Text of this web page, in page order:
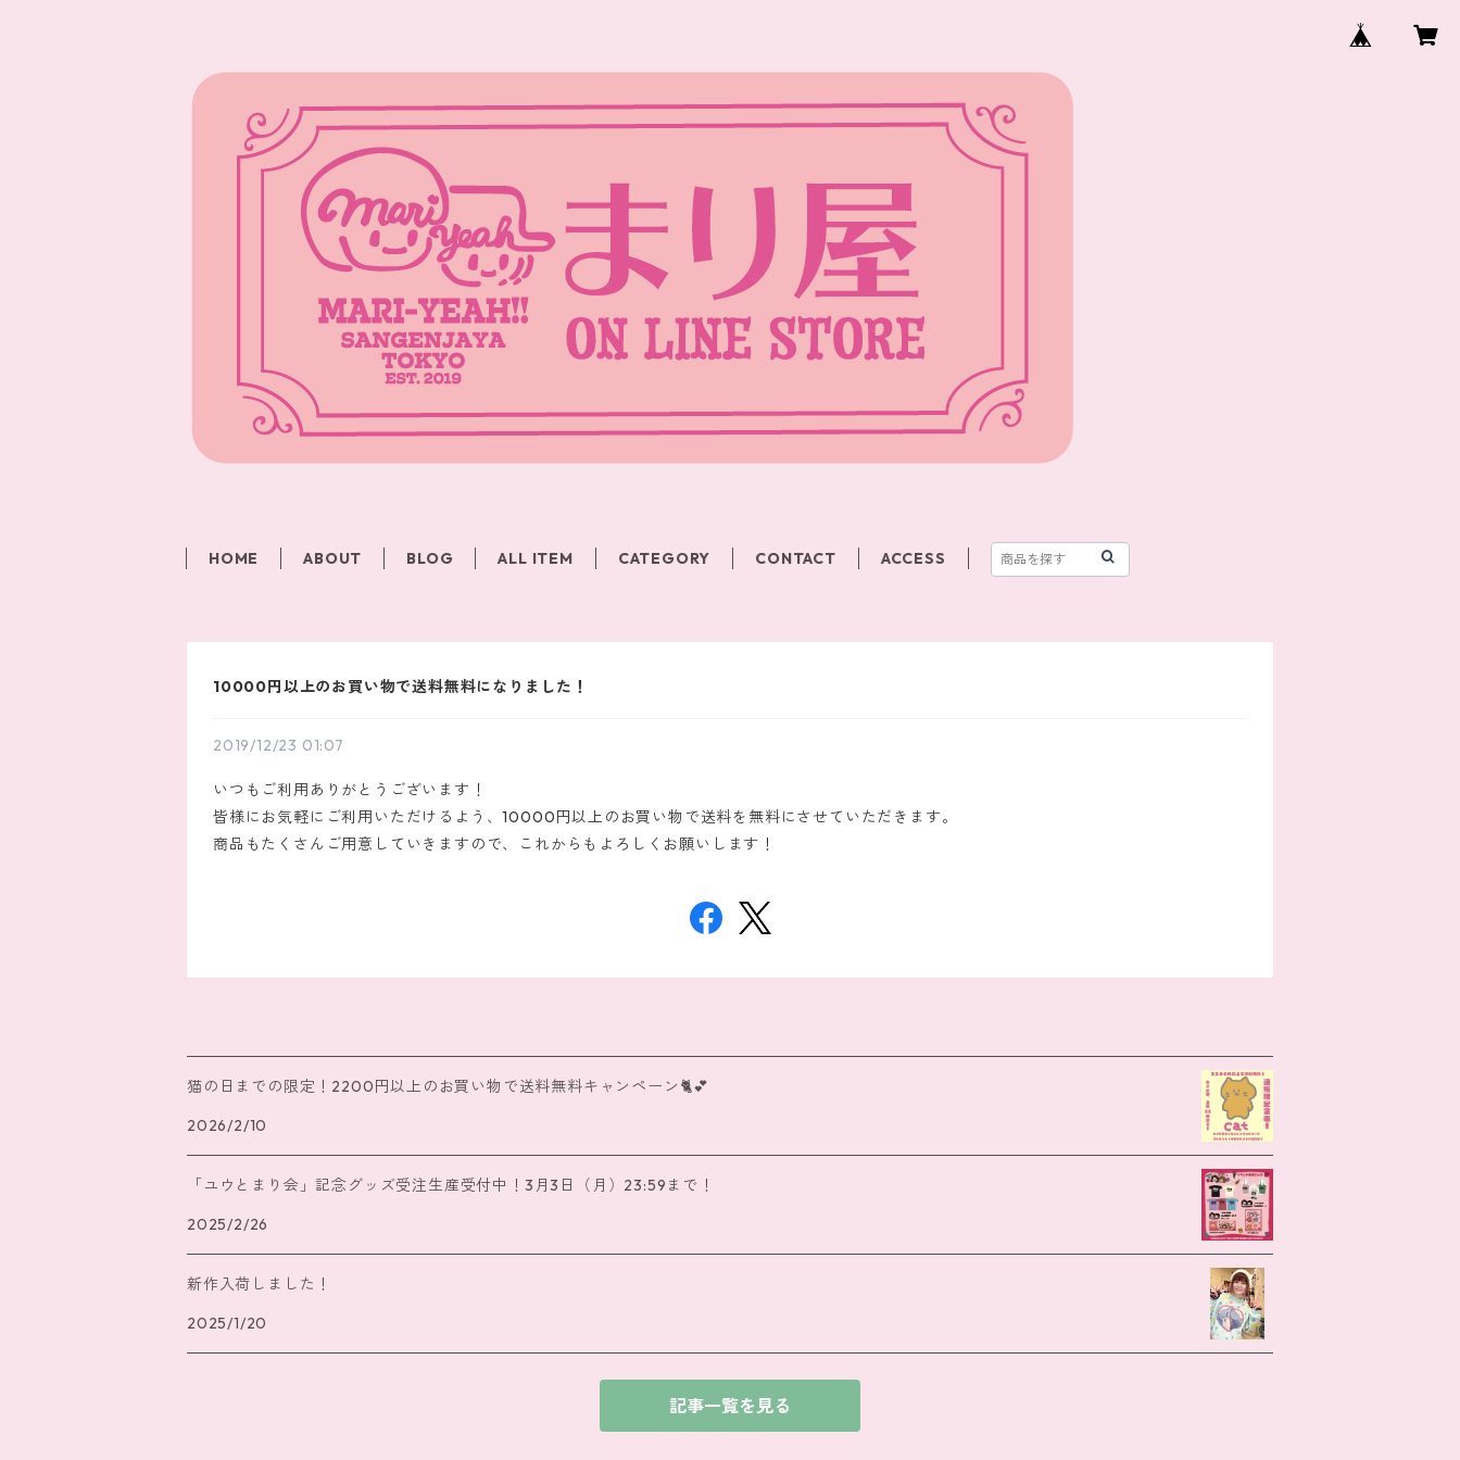
HOME ABOUT BLOG ALL ITEM CATEGORY CONTACT ACCESS
10000円以上のお買い物で送料無料になりました！
2019/12/23 01:07
いつもご利用ありがとうございます！
皆様にお気軽にご利用いただけるよう、10000円以上のお買い物で送料を無料にさせていただきます。
商品もたくさんご用意していきますので、これからもよろしくお願いします！
猫の日までの限定！2200円以上のお買い物で送料無料キャンペーン🐈️💕
2026/2/10
「ユウとまり会」記念グッズ受注生産受付中！3月3日（月）23:59まで！
2025/2/26
新作入荷しました！
2025/1/20
記事一覧を見る